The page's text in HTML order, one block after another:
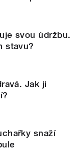
svou údržbu.
stavu?
Jak ji
snaží